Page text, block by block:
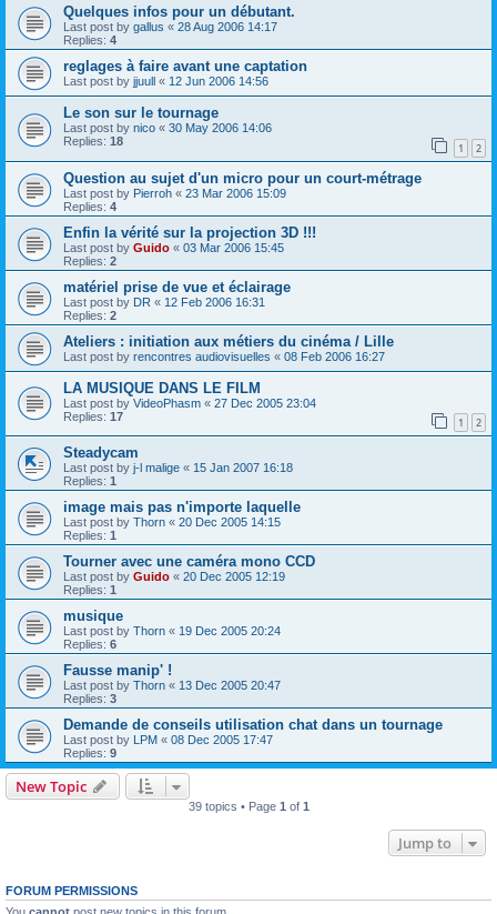
Quelques infos pour un débutant.
Last post by gallus « 28 Aug 2006 14:17
Replies: 4
reglages à faire avant une captation
Last post by jjuull « 12 Jun 2006 14:56
Le son sur le tournage
Last post by nico « 30 May 2006 14:06
Replies: 18 1 2
Question au sujet d'un micro pour un court-métrage
Last post by Pierroh « 23 Mar 2006 15:09
Replies: 4
Enfin la vérité sur la projection 3D !!!
Last post by Guido « 03 Mar 2006 15:45
Replies: 2
matériel prise de vue et éclairage
Last post by DR « 12 Feb 2006 16:31
Replies: 2
Ateliers : initiation aux métiers du cinéma / Lille
Last post by rencontres audiovisuelles « 08 Feb 2006 16:27
LA MUSIQUE DANS LE FILM
Last post by VideoPhasm « 27 Dec 2005 23:04
Replies: 17 1 2
Steadycam
Last post by j-l malige « 15 Jan 2007 16:18
Replies: 1
image mais pas n'importe laquelle
Last post by Thorn « 20 Dec 2005 14:15
Replies: 1
Tourner avec une caméra mono CCD
Last post by Guido « 20 Dec 2005 12:19
Replies: 1
musique
Last post by Thorn « 19 Dec 2005 20:24
Replies: 6
Fausse manip' !
Last post by Thorn « 13 Dec 2005 20:47
Replies: 3
Demande de conseils utilisation chat dans un tournage
Last post by LPM « 08 Dec 2005 17:47
Replies: 9
New Topic
39 topics • Page 1of 1
Jump to
FORUM PERMISSIONS